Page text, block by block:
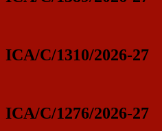
ICA/C/1310/2026-27
ICA/C/1276/2026-27